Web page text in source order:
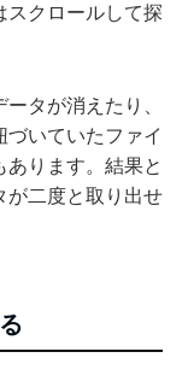
スクロールして探
タが消えたり、
いていたファイ
ります。結果と
が二度と取り出せ